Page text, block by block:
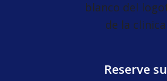
Reserve su